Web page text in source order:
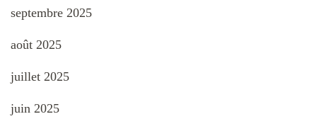
septembre 2025
août 2025
juillet 2025
juin 2025